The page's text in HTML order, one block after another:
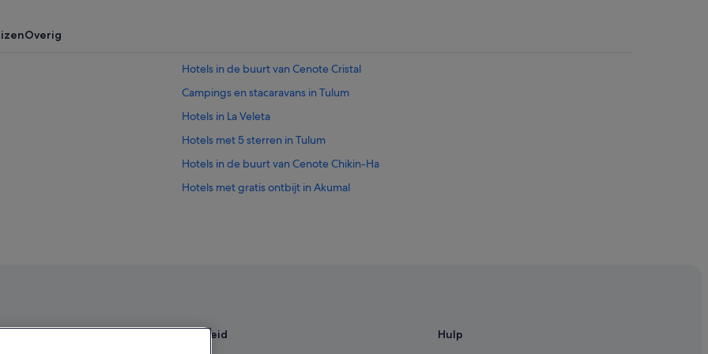
Overig
Hotels in de buurt van Cenote Cristal
Campings en stacaravans in Tulum
Hotels in La Veleta
Hotels met 5 sterren in Tulum
Hotels in de buurt van Cenote Chikin-Ha
Hotels met gratis ontbijt in Akumal
Beleid Hulp